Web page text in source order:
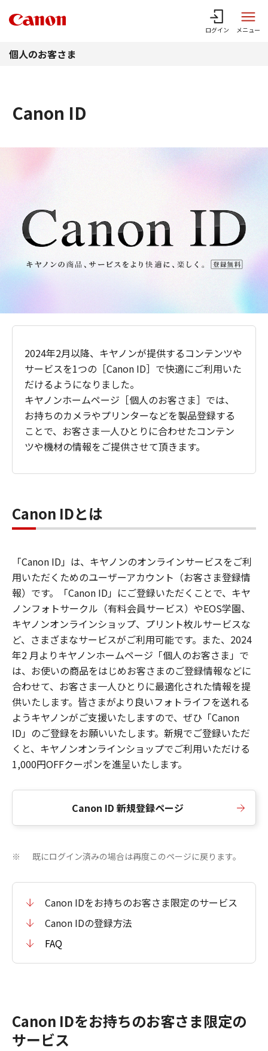
ログイン メニュー
個人のお客さま
Canon ID
2024年2月以降、キヤノンが提供するコンテンツや
サービスを1つの［Canon ID］で快適にご利用いた
だけるようになりました。
キヤノンホームページ［個人のお客さま］では、
お持ちのカメラやプリンターなどを製品登録する
ことで、お客さま一人ひとりに合わせたコンテン
ツや機材の情報をご提供させて頂きます。
Canon IDとは
「Canon ID」は、キヤノンのオンラインサービスをご利
用いただくためのユーザーアカウント（お客さま登録情
報）です。「Canon ID」にご登録いただくことで、キヤ
ノンフォトサークル（有料会員サービス）やEOS学園、
キヤノンオンラインショップ、プリント枚ルサービスな
ど、さまざまなサービスがご利用可能です。また、2024
年2 月よりキヤノンホームページ「個人のお客さま」で
は、お使いの商品をはじめお客さまのご登録情報などに
合わせて、お客さま一人ひとりに最適化された情報を提
供いたします。皆さまがより良いフォトライフを送れる
ようキヤノンがご支援いたしますので、ぜひ「Canon
ID」のご登録をお願いいたします。新規でご登録いただ
くと、キヤノンオンラインショップでご利用いただける
1,000円OFFクーポンを進呈いたします。
Canon ID 新規登録ページ
※ 既にログイン済みの場合は再度このページに戻ります。
Canon IDをお持ちのお客さま限定のサービス
Canon IDの登録方法
FAQ
Canon IDをお持ちのお客さま限定の
サービス